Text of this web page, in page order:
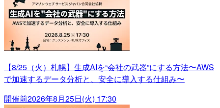
【8/25（火）札幌】生成AIを“会社の武器”にする方法〜AWS
で加速するデータ分析と、安全に導入する仕組み〜
開催前2026年8月25日(火) 17:30